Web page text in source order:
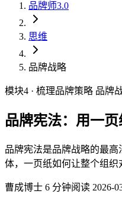
品牌师3.0
思维
品牌战略
模块4 · 梳理品牌策略 品牌
品牌宪法：用一
品牌宪法是品牌战略的最高
体，一页纸如何让整个组织
曹成博士 6 分钟阅读 2026-